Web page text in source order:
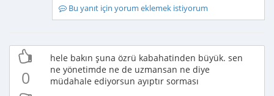
Bu yanıt için yorum eklemek istiyorum
0
hele bakın şuna özrü kabahatinden büyük. sen
ne yönetimde ne de uzmansan ne diye
müdahale ediyorsun ayıptır sorması